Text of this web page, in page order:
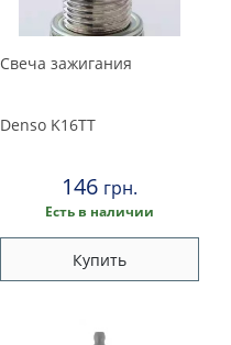
Свеча зажигания
Denso K16TT
146 грн.
Есть в наличии
Купить